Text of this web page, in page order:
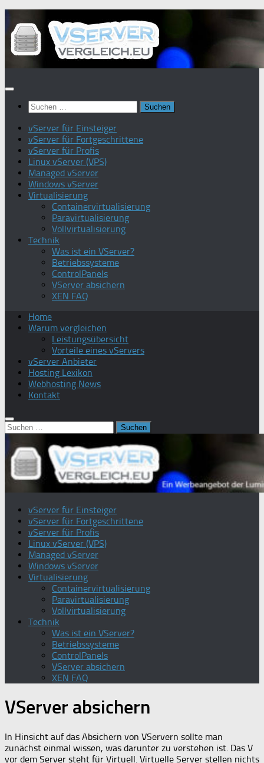
Inhalt
springen
Suchen
nach:
vServer für Einsteiger
vServer für Fortgeschrittene
vServer für Profis
Linux vServer (VPS)
Managed vServer
Windows vServer
Virtualisierung
Containervirtualisierung
Paravirtualisierung
Vollvirtualisierung
Technik
Was ist ein VServer?
Betriebssysteme
ControlPanels
VServer absichern
XEN FAQ
Home
Warum vergleichen
Leistungsübersicht
Vorteile eines vServers
vServer Anbieter
Hosting Lexikon
Webhosting News
Kontakt
Suchen
nach:
vServer für Einsteiger
vServer für Fortgeschrittene
vServer für Profis
Linux vServer (VPS)
Managed vServer
Windows vServer
Virtualisierung
Containervirtualisierung
Paravirtualisierung
Vollvirtualisierung
Technik
Was ist ein VServer?
Betriebssysteme
ControlPanels
VServer absichern
XEN FAQ
VServer absichern
In Hinsicht auf das Absichern von VServern sollte man
zunächst einmal wissen, was darunter zu verstehen ist. Das V
vor dem Server steht für Virtuell. Virtuelle Server stellen nichts